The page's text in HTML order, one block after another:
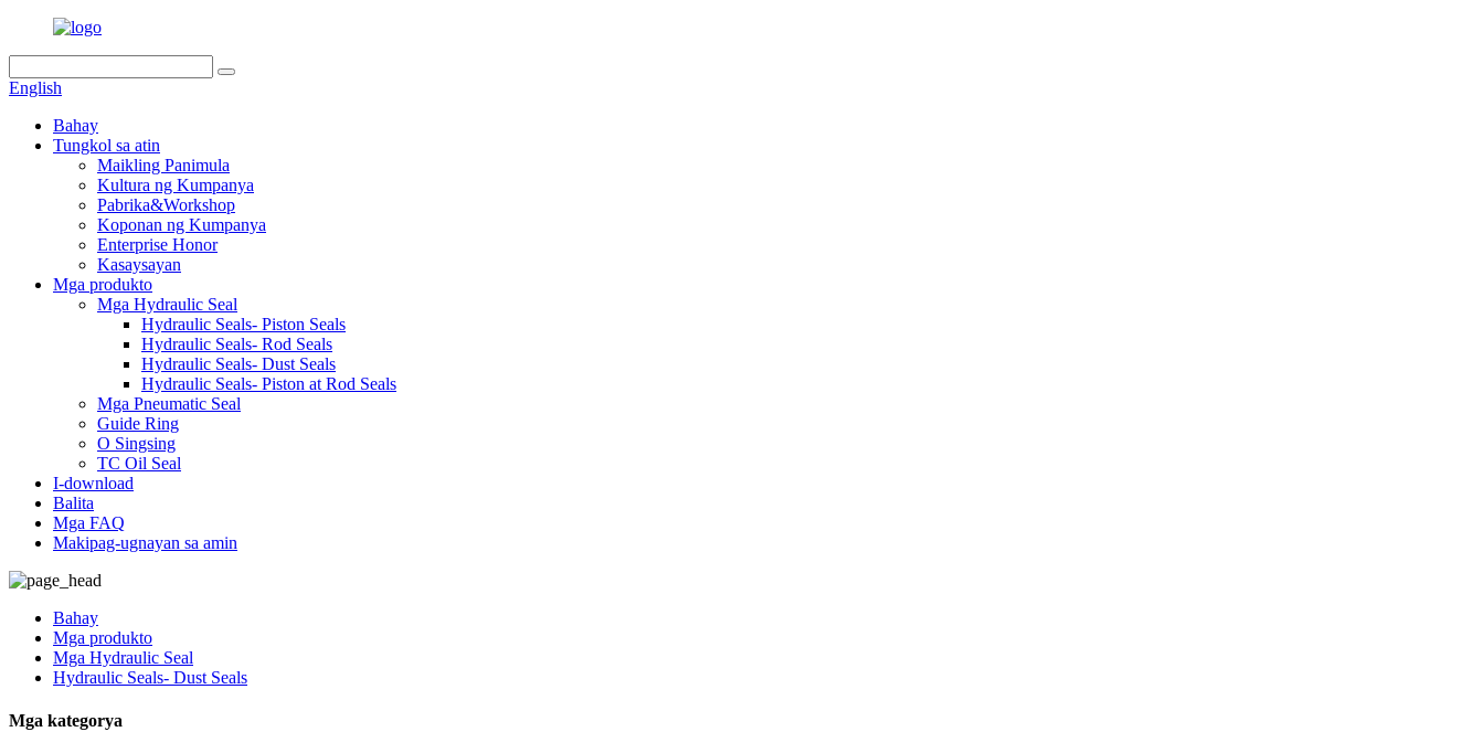
English
Bahay
Tungkol sa atin
Maikling Panimula
Kultura ng Kumpanya
Pabrika&Workshop
Koponan ng Kumpanya
Enterprise Honor
Kasaysayan
Mga produkto
Mga Hydraulic Seal
Hydraulic Seals- Piston Seals
Hydraulic Seals- Rod Seals
Hydraulic Seals- Dust Seals
Hydraulic Seals- Piston at Rod Seals
Mga Pneumatic Seal
Guide Ring
O Singsing
TC Oil Seal
I-download
Balita
Mga FAQ
Makipag-ugnayan sa amin
Bahay
Mga produkto
Mga Hydraulic Seal
Hydraulic Seals- Dust Seals
Mga kategorya